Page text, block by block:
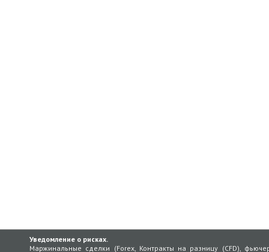
Уведомление о рисках.
Маржинальные сделки (Forex, Контракты на разницу (CFD),